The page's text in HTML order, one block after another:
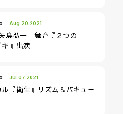
Aug.20.2021
島弘一 舞台『２つの
キ』出演
Jul.07.2021
ル『衛生』リズム＆バキュー